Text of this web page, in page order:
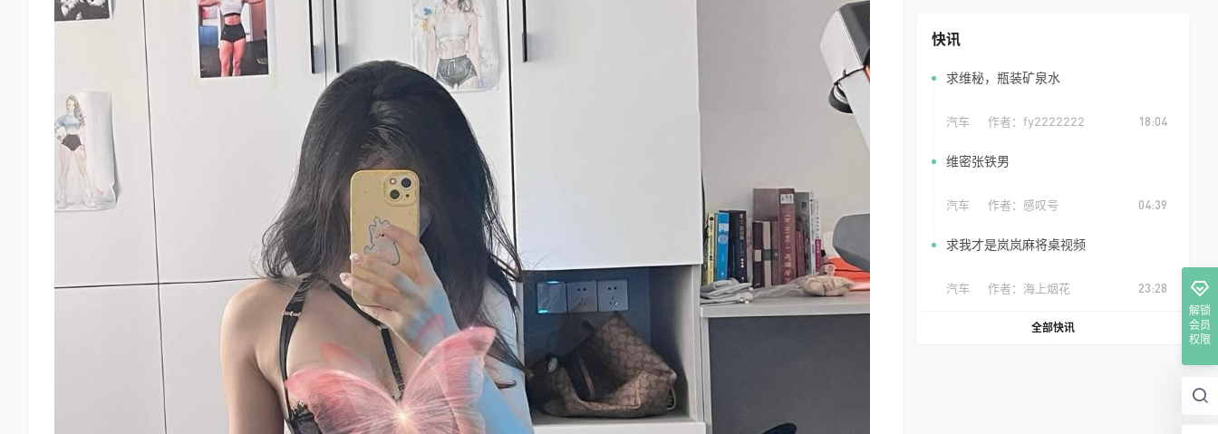
快讯
求维秘，瓶装矿泉水
汽车 作者： fy2222222 18:04
维密张铁男
汽车 作者： 感叹号 04:39
求我才是岚岚麻将桌视频
汽车 作者： 海上烟花 23:28
全部快讯
解锁
会员
权限